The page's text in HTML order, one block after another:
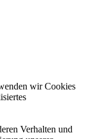
wir Cookies
Verhalten und